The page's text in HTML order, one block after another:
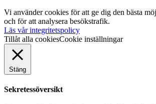
Vi använder cookies för att ge dig den bästa
och för att analysera besökstrafik.
Läs vår integritetspolicy
Tillåt alla cookiesCookie inställningar
Stäng
Sekretessöversikt